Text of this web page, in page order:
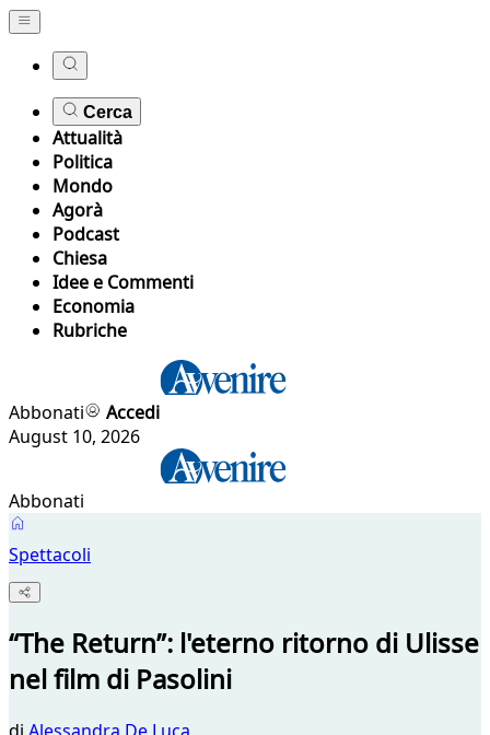
Cerca
Attualità
Politica
Mondo
Agorà
Podcast
Chiesa
Idee e Commenti
Economia
Rubriche
Abbonati
Accedi
August 10, 2026
Abbonati
Spettacoli
“The Return”: l'eterno ritorno di Ulisse
nel film di Pasolini